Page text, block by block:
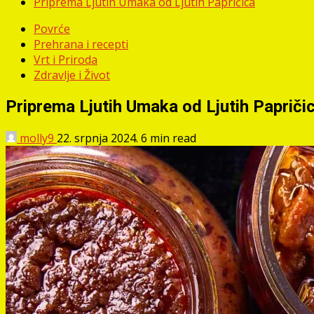
Povrće
Prehrana i recepti
Vrt i Priroda
Zdravlje i Život
Priprema Ljutih Umaka od Ljutih
molly9 22. srpnja 2024. 6 min read